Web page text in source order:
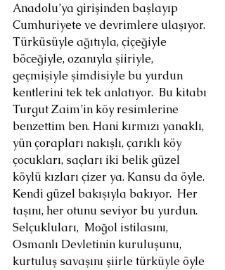
Anadolu’ya girişinden başlayıp
Cumhuriyete ve devrimlere ulaşıyor.
Türküsüyle ağıtıyla, çiçeğiyle
böceğiyle, ozanıyla şiiriyle,
geçmişiyle şimdisiyle bu yurdun
kentlerini tek tek anlatıyor.  Bu kitabı
Turgut Zaim’in köy resimlerine
benzettim ben. Hani kırmızı yanaklı,
yün çorapları nakışlı, çarıklı köy
çocukları, saçları iki belik güzel
köylü kızları çizer ya. Kansu da öyle.
Kendi güzel bakışıyla bakıyor.  Her
taşını, her otunu seviyor bu yurdun.
Selçukluları,  Moğol istilasını,
Osmanlı Devletinin kuruluşunu,
kurtuluş savaşını şiirle türküyle öyle